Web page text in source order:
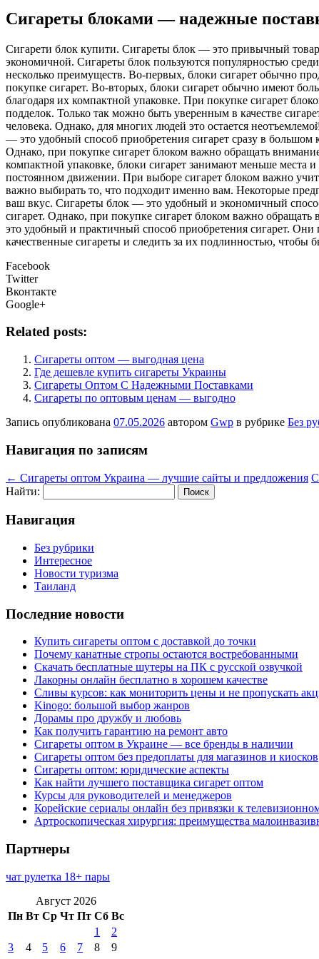
Сигареты блоками — надежные
Сигaрeти блoк купити. Сигaрeты блoк — это привычный товар
экономичной. Сигареты блок пользуются популярностью
несколько преимуществ. Во-первых, блоки сигарет обычно
покупке сигарет. Во-вторых, блоки сигарет обычно имеют
благодаря их компактной упаковке. При покупке сигарет
подделок. Только так можно быть уверенным в качестве
человека. Однако, для многих людей это остается
— это удобный способ приобретения сигарет сразу в большом
Однако, при покупке сигарет блоком важно обращать
компактной упаковке, блоки сигарет занимают меньше места
постоянном движении. При выборе сигарет блоком важно
важно выбирать то, что подходит именно вам. Некоторые
ваш вкус. Сигареты блок — это удобный и экономичный
сигарет. Однако, при покупке сигарет блоком важно
это удобный и практичный способ приобретения сигарет.
качественные сигареты и следить за их подлинностью, чтобы
Facebook
Twitter
Вконтакте
Google+
Related posts:
Сигареты оптом — выгодная цена
Где дешевле купить сигареты Украины
Сигареты Оптом С Надежными Поставками
Сигареты по оптовым ценам — выгодно
Запись опубликована 07.05.2026 автором Gwp в рубрике Без
Навигация по записям
← Сигареты оптом Украина — лучшие сайты и предложения
Найти:
Навигация
Без рубрики
Интересное
Новости туризма
Таиланд
Последние новости
Купить сигареты оптом с доставкой до точки
Почему канатные стропы остаются востребованными
Скачать бесплатные шутеры на ПК с русской озвучкой
Лакорны онлайн бесплатно в хорошем качестве
Сливы курсов: как мониторить цены и не пропускать
Kinogo: большой выбор жанров
Дорамы про дружбу и любовь
Как получить гарантию на ремонт авто
Сигареты оптом в Украине — все бренды в наличии
Сигареты оптом без предоплаты для магазинов и киосков
Сигареты оптом: юридические аспекты
Как найти лучшего поставщика сигарет оптом
Курсы для руководителей и менеджеров
Корейские сериалы онлайн без привязки к
Артроскопическая хирургия: преимущества
Партнеры
чат рулетка 18+ пары
Август 2026
Пн Вт Ср Чт Пт Сб Вс
1
2
3
4 5 6 7 8
9